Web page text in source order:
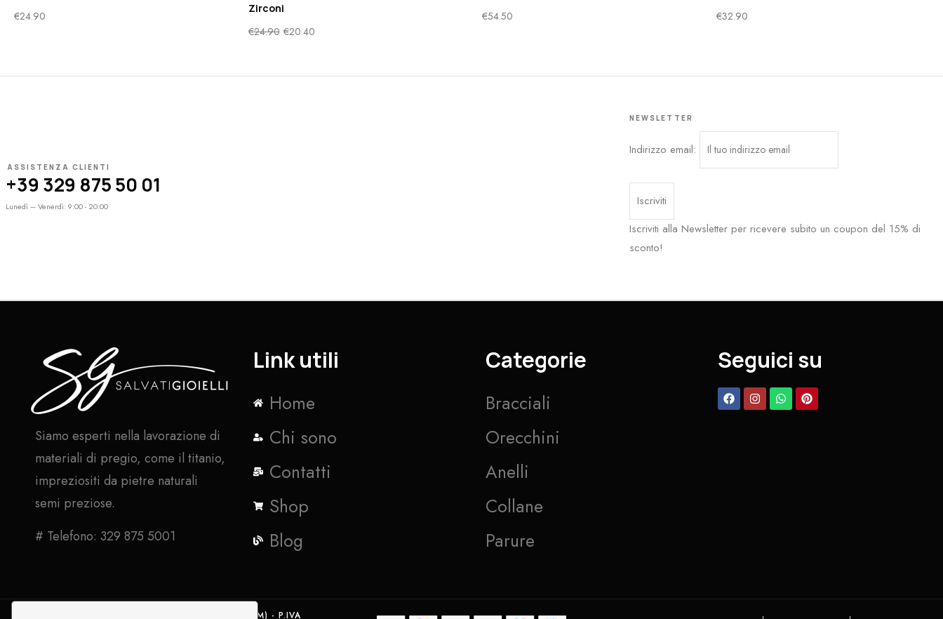
€24.90
Zirconi
€24.90 €20.40
€54.50 €32.90
ASSISTENZA CLIENTI
+39 329 875 50 01
Lunedì – Venerdì: 9:00 - 20:00
NEWSLETTER
Indirizzo email:
Iscriviti alla Newsletter per ricevere subito un coupon del 15% di
sconto!
Siamo esperti nella lavorazione di
materiali di pregio, come il titanio,
impreziositi da pietre naturali
semi preziose.
# Telefono: 329 875 5001
Link utili
Home
Chi sono
Contatti
Shop
Blog
Categorie
Bracciali
Orecchini
Anelli
Collane
Parure
Seguici su
SALVATI GIOIELLI - VIA NUORO, 3 - 00040 ARDEA (RM) - P.IVA